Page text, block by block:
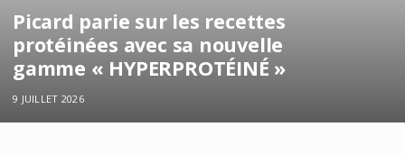
Picard parie sur les recettes
protéinées avec sa nouvelle
gamme « HYPERPROTÉINÉ »
9 JUILLET 2026